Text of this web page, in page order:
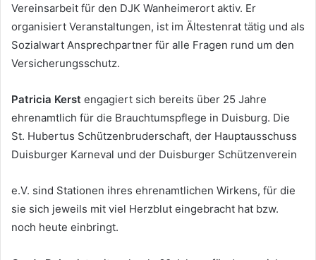
Vereinsarbeit für den DJK Wanheimerort aktiv. Er
organisiert Veranstaltungen, ist im Ältestenrat tätig und als
Sozialwart Ansprechpartner für alle Fragen rund um den
Versicherungsschutz.
Patricia Kerst engagiert sich bereits über 25 Jahre
ehrenamtlich für die Brauchtumspflege in Duisburg. Die
St. Hubertus Schützenbruderschaft, der Hauptausschuss
Duisburger Karneval und der Duisburger Schützenverein
e.V. sind Stationen ihres ehrenamtlichen Wirkens, für die
sie sich jeweils mit viel Herzblut eingebracht hat bzw.
noch heute einbringt.